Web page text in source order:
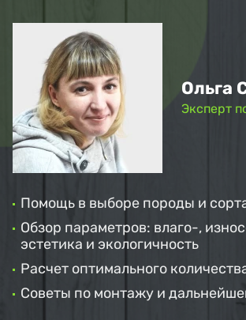
Ольга
Эксперт
Помощь в выборе породы и
Обзор параметров: влаго-,
эстетика и экологичность
Расчет оптимального
Советы по монтажу и